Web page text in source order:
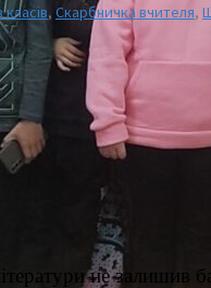
, Скарбничка вчителя,
не залишив